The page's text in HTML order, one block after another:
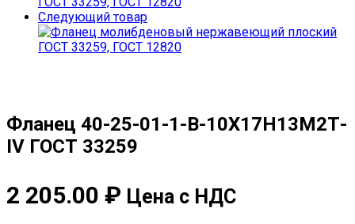
Следующий товар
Фланец 40-25-01-1-В-10Х17Н13М2Т-
IV ГОСТ 33259
2 205.00 ₽ Цена с НДС